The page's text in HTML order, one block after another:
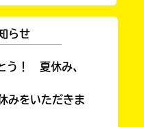
らせ
う！ 夏休み、
みをいただきま